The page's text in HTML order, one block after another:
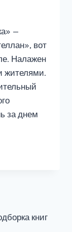
—
вот
Налажен
жителями.
за днем
книг